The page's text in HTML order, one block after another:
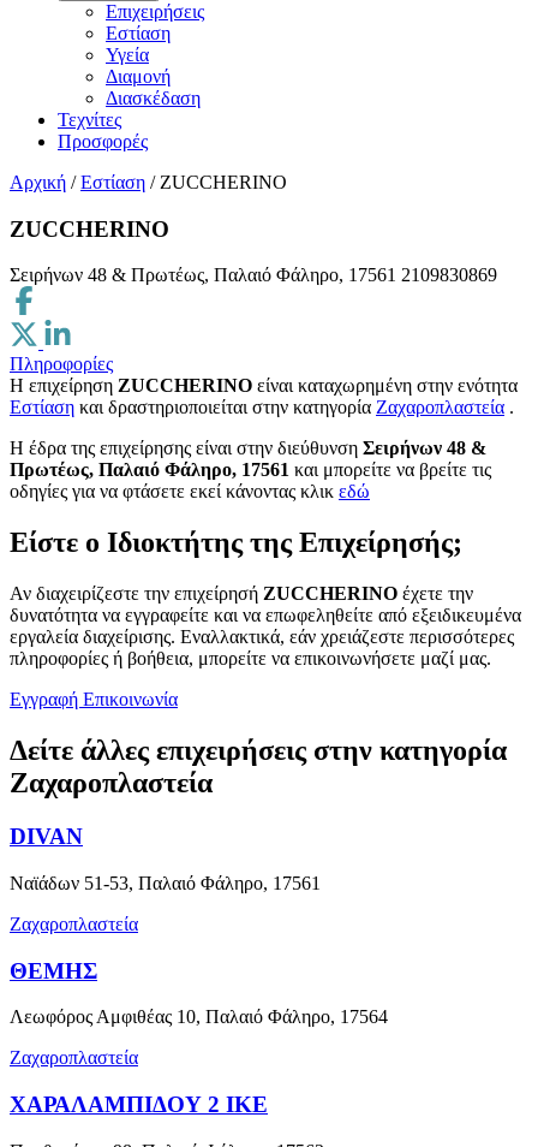
Επιχειρήσεις
Εστίαση
Υγεία
Διαμονή
Διασκέδαση
Τεχνίτες
Προσφορές
Αρχική / Εστίαση / ZUCCHERINO
ZUCCHERINO
Σειρήνων 48 & Πρωτέως, Παλαιό Φάληρο, 17561 2109830869
Πληροφορίες
Η επιχείρηση ZUCCHERINO είναι καταχωρημένη στην ενότητα
Εστίαση και δραστηριοποιείται στην κατηγορία Ζαχαροπλαστεία .
H έδρα της επιχείρησης είναι στην διεύθυνση Σειρήνων 48 &
Πρωτέως, Παλαιό Φάληρο, 17561 και μπορείτε να βρείτε τις
οδηγίες για να φτάσετε εκεί κάνοντας κλικ εδώ
Είστε ο Ιδιοκτήτης της Επιχείρησής;
Αν διαχειρίζεστε την επιχείρησή ZUCCHERINO έχετε την
δυνατότητα να εγγραφείτε και να επωφεληθείτε από εξειδικευμένα
εργαλεία διαχείρισης. Εναλλακτικά, εάν χρειάζεστε περισσότερες
πληροφορίες ή βοήθεια, μπορείτε να επικοινωνήσετε μαζί μας.
Εγγραφή Επικοινωνία
Δείτε άλλες επιχειρήσεις στην κατηγορία
Ζαχαροπλαστεία
DIVAN
Ναϊάδων 51-53, Παλαιό Φάληρο, 17561
Ζαχαροπλαστεία
ΘΕΜΗΣ
Λεωφόρος Αμφιθέας 10, Παλαιό Φάληρο, 17564
Ζαχαροπλαστεία
ΧΑΡΑΛΑΜΠΙΔΟΥ 2 ΙΚΕ